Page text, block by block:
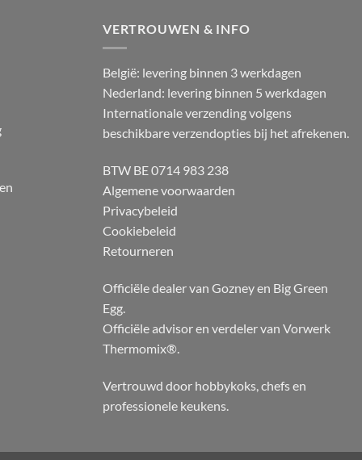
VERTROUWEN & INFO
België: levering binnen 3 werkdagen
Nederland: levering binnen 5 werkdagen
Internationale verzending volgens
beschikbare verzendopties bij het afrekenen.
BTW BE 0714 983 238
Algemene voorwaarden
Privacybeleid
Cookiebeleid
Retourneren
Officiële dealer van Gozney en Big Green
Egg.
Officiële advisor en verdeler van Vorwerk
Thermomix®.
Vertrouwd door hobbykoks, chefs en
professionele keukens.